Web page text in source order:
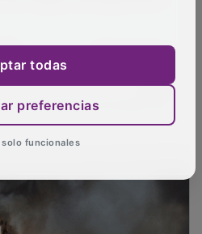
todas
preferencias
funcionales